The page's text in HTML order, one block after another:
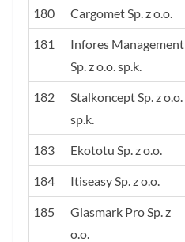
180 Cargomet Sp. z o.o.
181
Infores Management
Sp. z o.o. sp.k.
182
Stalkoncept Sp. z o.o.
sp.k.
183 Ekototu Sp. z o.o.
184 Itiseasy Sp. z o.o.
185
Glasmark Pro Sp. z
o.o.